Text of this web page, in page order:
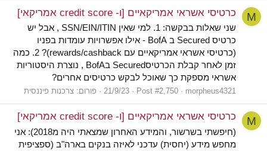
M כרטיסי אשראי אמריקאיים [ו- credit score אמריקאי]
שני שאלות בבקשה: 1. למי שאין SSN/EIN/ITIN , אבל יש
כרטיס Secured ב BofA - אילו אפשרויות עומדות בפניו
(כרטיסי אשראי אמריקאיים עם rewards/cashback)? 2. כמה
זמן לאחר קבלת הכרטיסSecured בBofA , נוצרת היסטוריות
אשראי מספקת כך שאוכל לבקש כרטיסים אחרים?
morpheus4321
Post #2,750
21/9/23 פורום: צרכנות פיננסית
M כרטיסי אשראי אמריקאיים [ו- credit score אמריקאי]
(חיפשתי בשרשור, והמידע האחרון שמצאתי היה מ2018): אני
מחפש מידע (יחסית) עדכני לאיזה בנקים בארה"ב (ספציפית